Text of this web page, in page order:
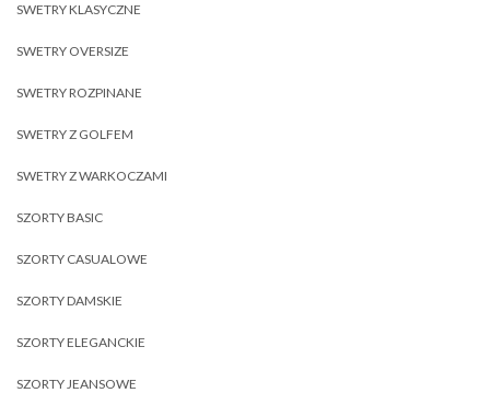
SWETRY KLASYCZNE
SWETRY OVERSIZE
SWETRY ROZPINANE
SWETRY Z GOLFEM
SWETRY Z WARKOCZAMI
SZORTY BASIC
SZORTY CASUALOWE
SZORTY DAMSKIE
SZORTY ELEGANCKIE
SZORTY JEANSOWE